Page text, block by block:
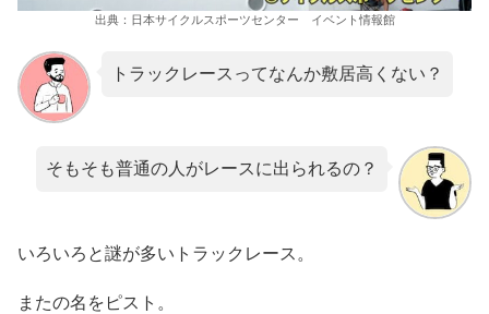
出典：日本サイクルスポーツセンター イベント情報館
トラックレースってなんか敷居高くない？
そもそも普通の人がレースに出られるの？
いろいろと謎が多いトラックレース。
またの名をピスト。